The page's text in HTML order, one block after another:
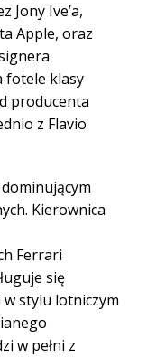
Jony Ive’a,
Apple, oraz
fotele klasy
producenta
z Flavio
Kierownica
Ferrari
się
w stylu lotniczym
w pełni z